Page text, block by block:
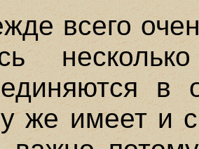
всего
в
же имеет и